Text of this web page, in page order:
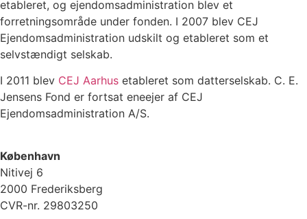
etableret, og ejendomsadministration blev et
forretningsområde under fonden. I 2007 blev CEJ
Ejendomsadministration udskilt og etableret som et
selvstændigt selskab.
I 2011 blev CEJ Aarhus etableret som datterselskab. C. E.
Jensens Fond er fortsat eneejer af CEJ
Ejendomsadministration A/S.
København
Nitivej 6
2000 Frederiksberg
CVR-nr. 29803250